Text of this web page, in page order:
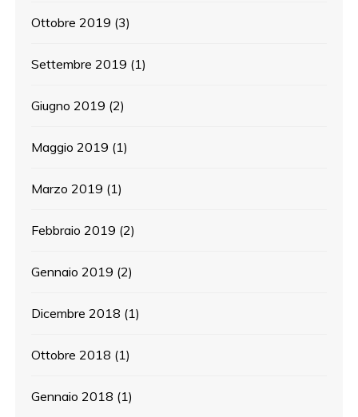
Ottobre 2019 (3)
Settembre 2019 (1)
Giugno 2019 (2)
Maggio 2019 (1)
Marzo 2019 (1)
Febbraio 2019 (2)
Gennaio 2019 (2)
Dicembre 2018 (1)
Ottobre 2018 (1)
Gennaio 2018 (1)